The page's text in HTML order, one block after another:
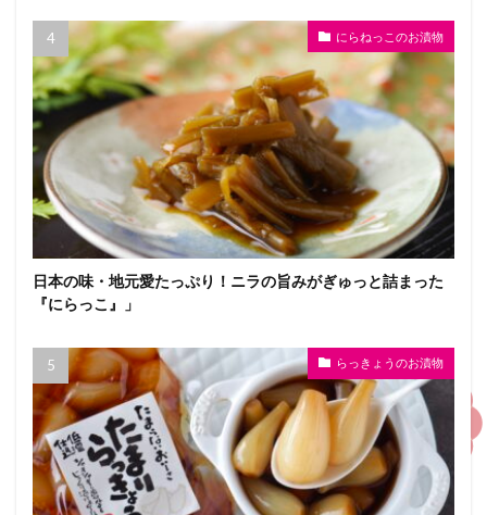
にらねっこのお漬物
日本の味・地元愛たっぷり！ニラの旨みがぎゅっと詰まった
『にらっこ』」
らっきょうのお漬物